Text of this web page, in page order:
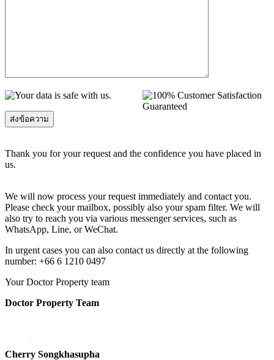
Thank you for your request and the confidence you have placed in
us.
We will now process your request immediately and contact you.
Please check your mailbox, possibly also your spam filter. We will
also try to reach you via various messenger services, such as
WhatsApp, Line, or WeChat.
In urgent cases you can also contact us directly at the following
number: +66 6 1210 0497
Your Doctor Property team
Doctor Property Team
Cherry Songkhasupha